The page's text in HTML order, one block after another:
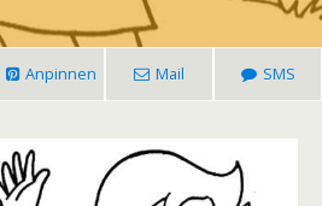
Anpinnen Mail SMS